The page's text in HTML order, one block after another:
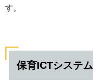
す。
保育ICTシステ